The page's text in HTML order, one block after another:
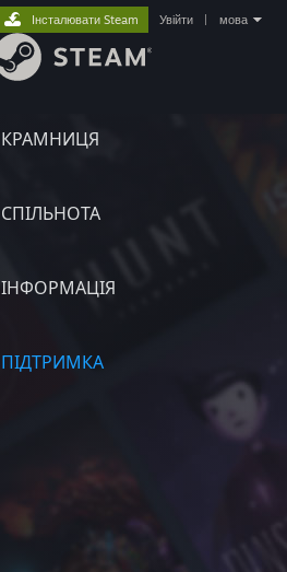
КРАМНИЦЯ
СПІЛЬНОТА
ІНФОРМАЦІЯ
ПІДТРИМКА
Інсталювати Steam Увійти мова